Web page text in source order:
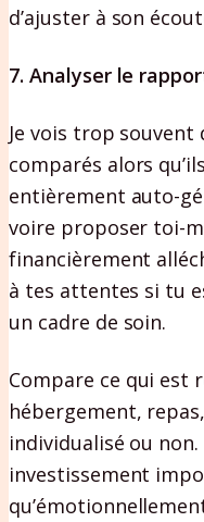
d’ajuster à son
7. Analyser le
Je vois trop
comparés alors
entièrement auto-
voire proposer toi-
financièrement
à tes attentes si tu
un cadre de soin.
Compare ce qui est
hébergement,
individualisé ou
investissement